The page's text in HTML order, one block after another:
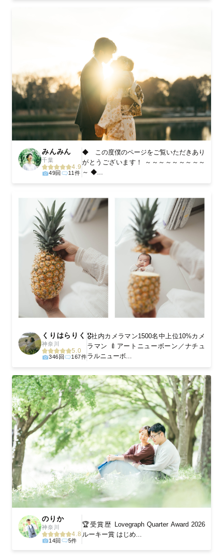
みんみん
千葉
4.9
49回 11件
◆ この度僕のページをご覧いただきあり
がとうございます！ ～～～～～～～～～
～ ◆...
くりはらりく
神奈川
5.0
346回 167件
🎖️社内カメラマン1500名中上位10%カメ
ラマン 🍼アートニューボーン／ナチュ
ラルニューボ...
のりか
神奈川
4.8
14回 5件
🏆受賞歴 Lovegraph Quarter Award 2026
ルーキー賞 はじめ...